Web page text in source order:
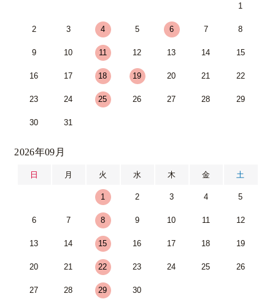
1
2 3 4 5 6 7 8
9 10 11 12 13 14 15
16 17 18 19 20 21 22
23 24 25 26 27 28 29
30 31
2026年09月
日 月 火 水 木 金 土
1 2 3 4 5
6 7 8 9 10 11 12
13 14 15 16 17 18 19
20 21 22 23 24 25 26
27 28 29 30